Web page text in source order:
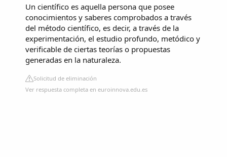
Un científico es aquella persona que posee
conocimientos y saberes comprobados a través
del método científico, es decir, a través de la
experimentación, el estudio profundo, metódico y
verificable de ciertas teorías o propuestas
generadas en la naturaleza.
Solicitud de eliminación
Ver respuesta completa en euroinnova.edu.es